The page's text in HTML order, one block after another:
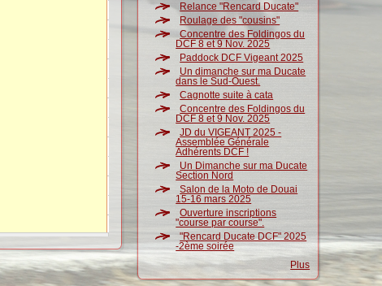
Relance "Rencard Ducate"
Roulage des "cousins"
Concentre des Foldingos du
DCF 8 et 9 Nov. 2025
Paddock DCF Vigeant 2025
Un dimanche sur ma Ducate
dans le Sud-Ouest.
Cagnotte suite à cata
Concentre des Foldingos du
DCF 8 et 9 Nov. 2025
JD du VIGEANT 2025 -
Assemblée Générale
Adhérents DCF !
Un Dimanche sur ma Ducate
Section Nord
Salon de la Moto de Douai
15-16 mars 2025
Ouverture inscriptions
"course par course".
"Rencard Ducate DCF" 2025
-2ème soirée
Plus